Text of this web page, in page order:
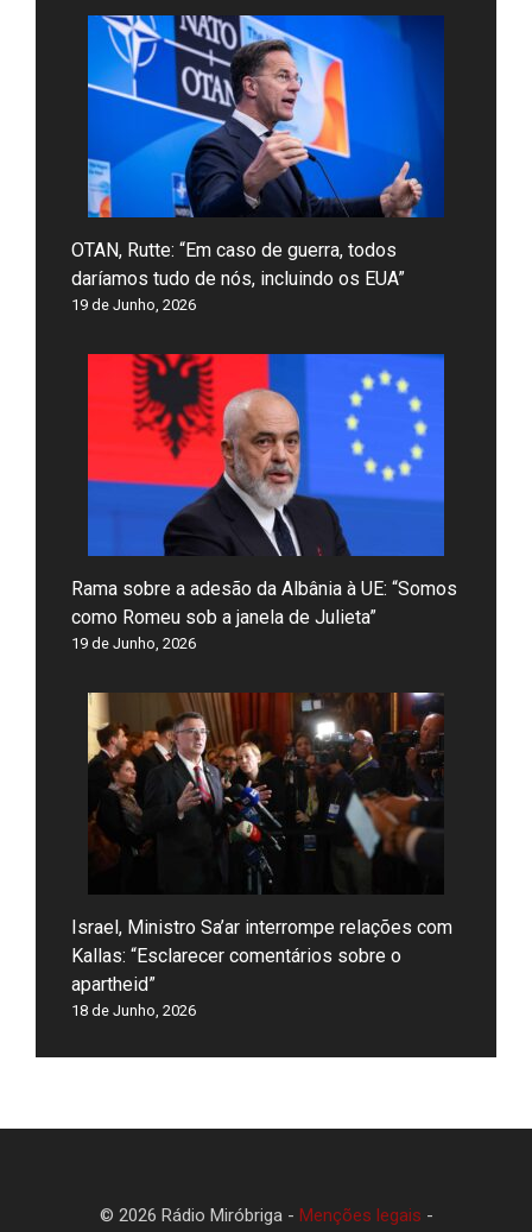
OTAN, Rutte: “Em caso de guerra, todos
daríamos tudo de nós, incluindo os EUA”
19 de Junho, 2026
Rama sobre a adesão da Albânia à UE: “Somos
como Romeu sob a janela de Julieta”
19 de Junho, 2026
Israel, Ministro Sa’ar interrompe relações com
Kallas: “Esclarecer comentários sobre o
apartheid”
18 de Junho, 2026
© 2026 Rádio Miróbriga - Menções legais -